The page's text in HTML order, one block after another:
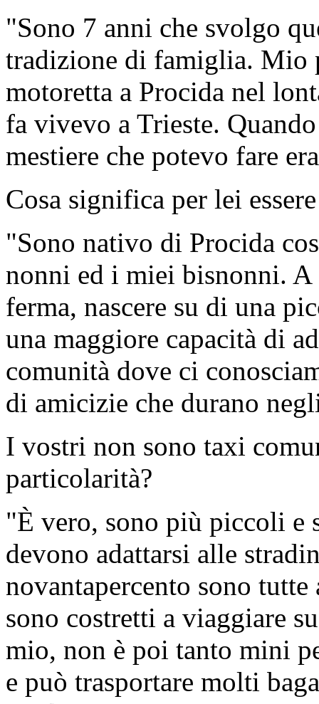
"Sono 7 anni che svolgo
tradizione di famiglia. Mio
motoretta a Procida nel
fa vivevo a Trieste.
mestiere che potevo fare
Cosa significa per lei
"Sono nativo di Procida
nonni ed i miei bisnonni.
ferma, nascere su di una
una maggiore capacità di
comunità dove ci
di amicizie che durano
I vostri non sono taxi
particolarità?
"È vero, sono più piccoli e
devono adattarsi alle
novantapercento sono
sono costretti a viaggiare
mio, non è poi tanto mini
e può trasportare molti